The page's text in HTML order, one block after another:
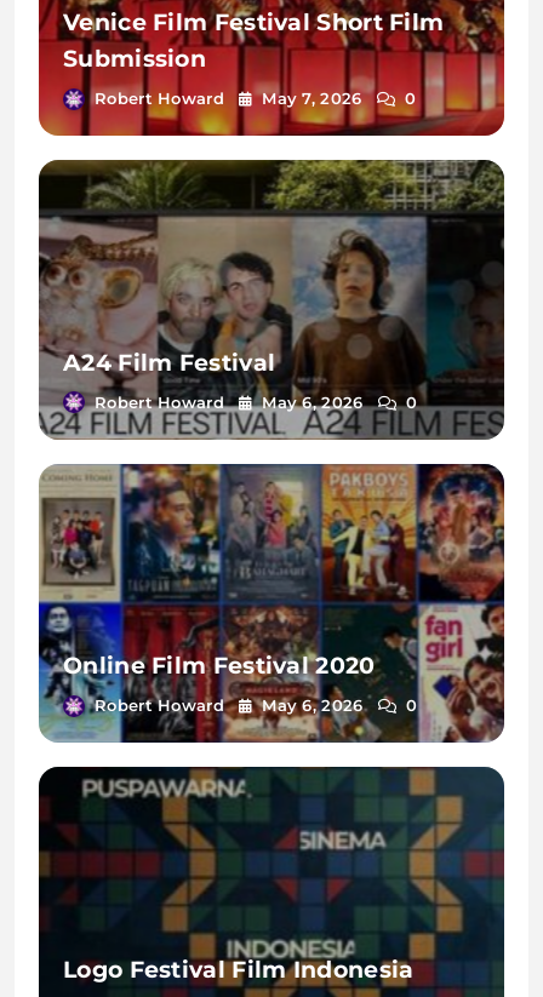
Venice Film Festival Short Film
Submission
Robert Howard May 7, 2026 0
A24 Film Festival
Robert Howard May 6, 2026 0
Online Film Festival 2020
Robert Howard May 6, 2026 0
Logo Festival Film Indonesia